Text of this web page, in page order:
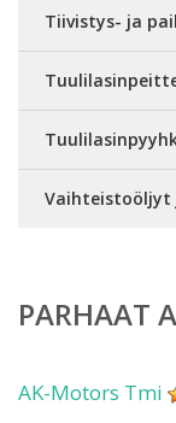
Tiivistys- ja
PARHAAT
AK-Motors Tmi